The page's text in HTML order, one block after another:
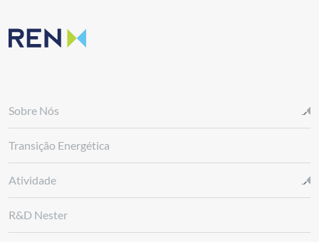
Sobre Nós
Transição Energética
Atividade
R&D Nester